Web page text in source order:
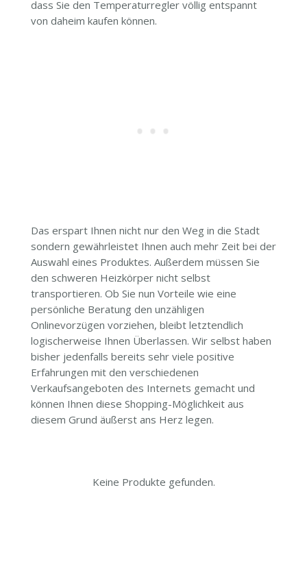
dass Sie den Temperaturregler völlig entspannt
von daheim kaufen können.
Das erspart Ihnen nicht nur den Weg in die Stadt
sondern gewährleistet Ihnen auch mehr Zeit bei der
Auswahl eines Produktes. Außerdem müssen Sie
den schweren Heizkörper nicht selbst
transportieren. Ob Sie nun Vorteile wie eine
persönliche Beratung den unzähligen
Onlinevorzügen vorziehen, bleibt letztendlich
logischerweise Ihnen Überlassen. Wir selbst haben
bisher jedenfalls bereits sehr viele positive
Erfahrungen mit den verschiedenen
Verkaufsangeboten des Internets gemacht und
können Ihnen diese Shopping-Möglichkeit aus
diesem Grund äußerst ans Herz legen.
Keine Produkte gefunden.